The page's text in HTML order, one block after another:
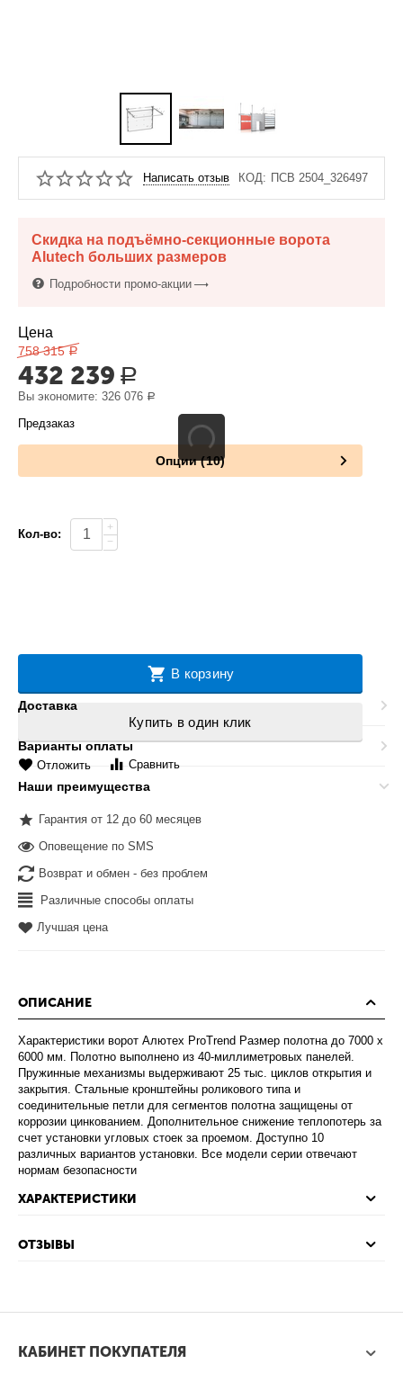
Написать отзыв КОД: ПСВ 2504_326497
Скидка на подъёмно-секционные ворота
Alutech больших размеров
Подробности промо-акции
Цена
758 315 Р
432 239 Р
Вы экономите:326 076 Р
Предзаказ
Опции (10)
Кол-во:
+
−
В корзину
Купить в один клик
Отложить Сравнить
Доставка
Варианты оплаты
Наши преимущества
Гарантия от 12 до 60 месяцев
Оповещение по SMS
Возврат и обмен - без проблем
Различные способы оплаты
Лучшая цена
ОПИСАНИЕ
Характеристики ворот Алютех ProTrend Размер полотна до 7000 х
6000 мм. Полотно выполнено из 40-миллиметровых панелей.
Пружинные механизмы выдерживают 25 тыс. циклов открытия и
закрытия. Стальные кронштейны роликового типа и
соединительные петли для сегментов полотна защищены от
коррозии цинкованием. Дополнительное снижение теплопотерь за
счет установки угловых стоек за проемом. Доступно 10
различных вариантов установки. Все модели серии отвечают
нормам безопасности
ХАРАКТЕРИСТИКИ
ОТЗЫВЫ
КАБИНЕТ ПОКУПАТЕЛЯ